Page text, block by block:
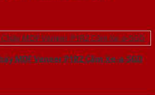
MDF Veneer P1R2 Căm Xe-a-SGD